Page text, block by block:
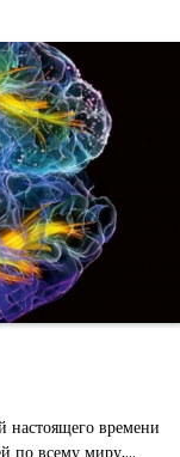
настоящего времени